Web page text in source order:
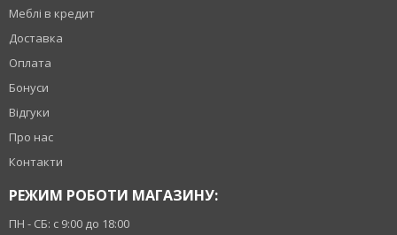
Меблі в кредит
Доставка
Оплата
Бонуси
Відгуки
Про нас
Контакти
РЕЖИМ РОБОТИ МАГАЗИНУ:
ПН - СБ: с 9:00 до 18:00